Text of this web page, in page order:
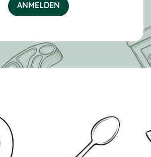
ANMELDEN